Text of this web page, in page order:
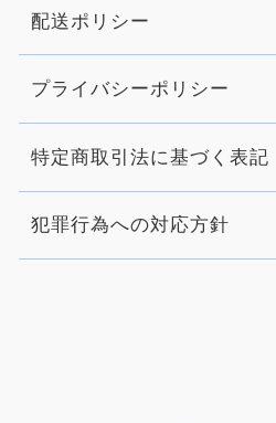
配送ポリシー
プライバシーポリシー
特定商取引法に基づく表記
犯罪行為への対応方針